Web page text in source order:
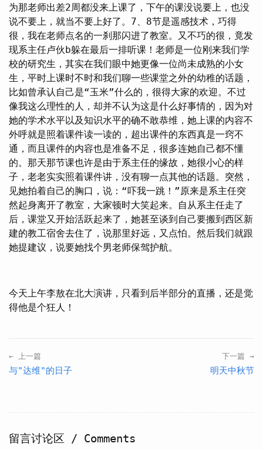
为那老师出差2周都没来上课了，下午的课没说要上，也没
说不要上，就当不要上好了。7、8节是遥感技术，巧得
很，我在老师点名的一刹那闪进了教室。又不巧的很，竟发
现系主任卢伙b躲在最后一排听课！老师是一位刚来我们学
校的研究生，其实在我们眼中她更像一位尚未成熟的小女
生，平时上课时不时和我们聊一些课堂之外的幼稚的话题，
比如曾承认自己是“玉米”什么的，很得大家的欢迎。不过
像我这么理性的人，却并不认为这是什么好事情的，因为对
她的学术水平以及知识水平的确不敢恭维，她上课的内容不
外呼就是照着课件读一读的，超出课件的东西真是一窍不
通，而且课件的内容也是准备不足，很多连她自己都不懂
的。那天那节课也许是由于系主任的缘故，她很小心的样
子，老老实实照着课件讲，没有聊一点其他的话题。突然，
见她拍着自己的胸口，说：“吓我一跳！”原来是系主任突
然起身离开了教室，大家顿时大笑起来。自从系主任走了
后，课堂又开始活跃起来了，她甚至谈到自己要搬到西区新
建的教工宿舍去住了，说那里好远，又点怕。然后我们就跟
她提建议，说要她找个男老师保驾护航。
今天上午李敖在北大演讲，只看到后半部分的直播，还是觉
得他是个狂人！
← 上一篇
与"达维"的日子
下一篇 →
明天中秋节
留言讨论区 / Comments